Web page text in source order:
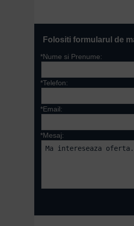
Folositi formularul de
*Nume si Prenume:
*Telefon:
*Email:
*Mesaj: